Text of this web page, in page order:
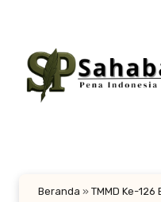
konten
Beranda » TMMD Ke-